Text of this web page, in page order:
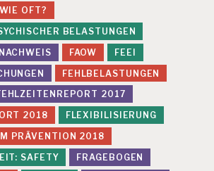
OFT?
BELASTUNGEN
FAOW
FEEI
FEHLBELASTUNGEN
2017
2018
FLEXIBILISIERUNG
PRÄVENTION 2018
SAFETY
FRAGEBOGEN